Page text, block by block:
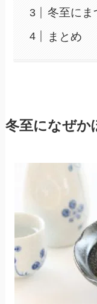
冬至にま
まとめ
冬至になぜか